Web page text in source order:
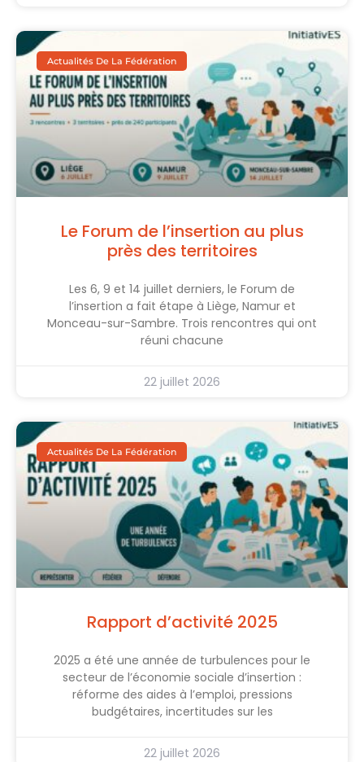
Actualités De La Fédération
Le Forum de l’insertion au plus
près des territoires
Les 6, 9 et 14 juillet derniers, le Forum de
l’insertion a fait étape à Liège, Namur et
Monceau-sur-Sambre. Trois rencontres qui ont
réuni chacune
22 juillet 2026
Actualités De La Fédération
Rapport d’activité 2025
2025 a été une année de turbulences pour le
secteur de l’économie sociale d’insertion :
réforme des aides à l’emploi, pressions
budgétaires, incertitudes sur les
22 juillet 2026